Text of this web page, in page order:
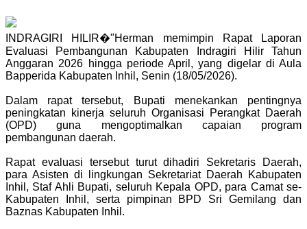
INDRAGIRI HILIR�"Herman memimpin Rapat Laporan
Evaluasi Pembangunan Kabupaten Indragiri Hilir Tahun
Anggaran 2026 hingga periode April, yang digelar di Aula
Bapperida Kabupaten Inhil, Senin (18/05/2026).
Dalam rapat tersebut, Bupati menekankan pentingnya
peningkatan kinerja seluruh Organisasi Perangkat Daerah
(OPD) guna mengoptimalkan capaian program
pembangunan daerah.
Rapat evaluasi tersebut turut dihadiri Sekretaris Daerah,
para Asisten di lingkungan Sekretariat Daerah Kabupaten
Inhil, Staf Ahli Bupati, seluruh Kepala OPD, para Camat se-
Kabupaten Inhil, serta pimpinan BPD Sri Gemilang dan
Baznas Kabupaten Inhil.